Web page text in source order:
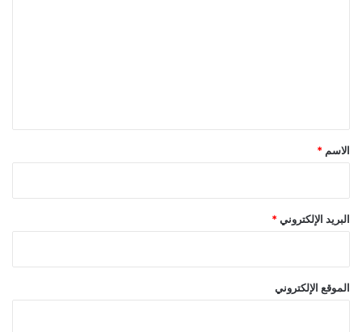
*
الاسم *
البريد الإلكتروني *
الموقع الإلكتروني